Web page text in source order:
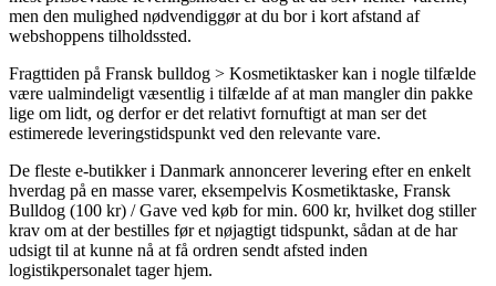
men den mulighed nødvendiggør at du bor i kort afstand af
webshoppens tilholdssted.
Fragttiden på Fransk bulldog > Kosmetiktasker kan i nogle tilfælde
være ualmindeligt væsentlig i tilfælde af at man mangler din pakke
lige om lidt, og derfor er det relativt fornuftigt at man ser det
estimerede leveringstidspunkt ved den relevante vare.
De fleste e-butikker i Danmark annoncerer levering efter en enkelt
hverdag på en masse varer, eksempelvis Kosmetiktaske, Fransk
Bulldog (100 kr) / Gave ved køb for min. 600 kr, hvilket dog stiller
krav om at der bestilles før et nøjagtigt tidspunkt, sådan at de har
udsigt til at kunne nå at få ordren sendt afsted inden
logistikpersonalet tager hjem.